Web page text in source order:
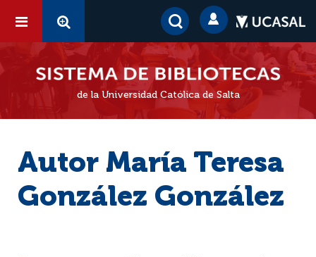
de la Universidad Católica de Salta
Autor María Teresa
González González